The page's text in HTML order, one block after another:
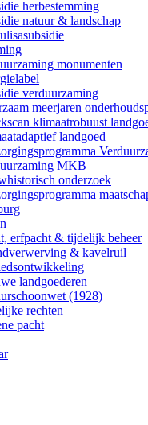
herbestemming
natuur & landschap
monumenten
verduurzaming
meerjaren
klimaatrobuust
landgoed
MKB
onderzoek
erfpacht & tijdelijk beheer
& kavelruil
landgoederen
(1928)
rechten
pacht